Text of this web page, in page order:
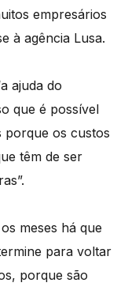
empresários
à agência Lusa.
ajuda do
que é possível
porque os custos
têm de ser
meses há que
para voltar
porque são